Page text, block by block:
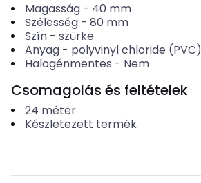
Magasság- 40 mm
Szélesség- 80 mm
Szín- szürke
Anyag- polyvinyl chloride (PVC)
Halogénmentes - Nem
Csomagolás és feltételek
24 méter
Készletezett termék